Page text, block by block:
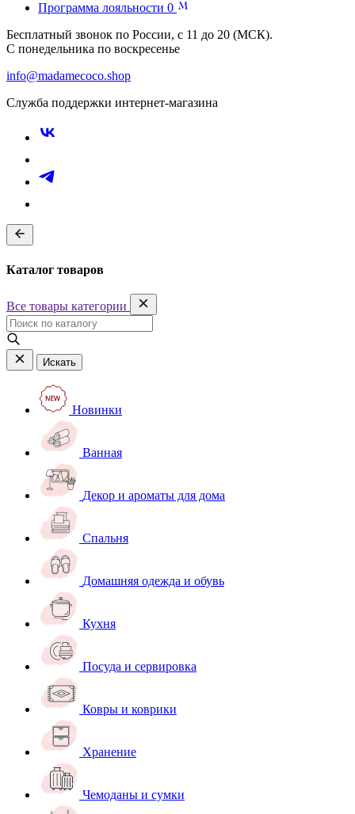
Программа лояльности 0
Бесплатный звонок по России, с 11 до 20 (МСК).
С понедельника по воскресенье
info@madamecoco.shop
Служба поддержки интернет-магазина
Каталог товаров
Все товары категории
Искать
Новинки
Ванная
Декор и ароматы для дома
Спальня
Домашняя одежда и обувь
Кухня
Посуда и сервировка
Ковры и коврики
Хранение
Чемоданы и сумки